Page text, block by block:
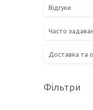
Відгуки
Часто
Доставка та
Фільтри